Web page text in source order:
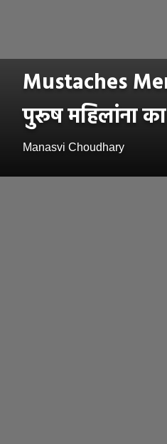
Mustaches
पुरूष महिलांना
Manasvi Choudhary